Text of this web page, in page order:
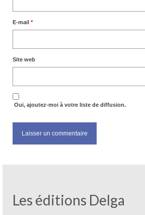
E-mail *
Site web
Oui, ajoutez-moi à votre liste de diffusion.
Les éditions Delga